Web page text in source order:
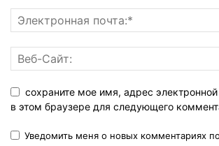
сохраните мое имя, адрес
в этом браузере для следующего
Уведомить меня о новых комментариях